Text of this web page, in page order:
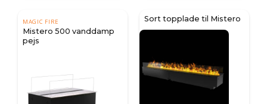
MAGIC FIRE
Mistero 500 vanddamp
pejs
Sort topplade til Mistero